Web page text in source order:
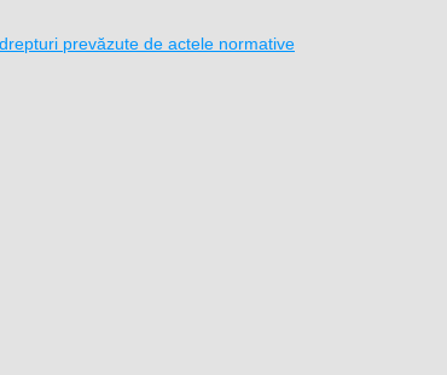
prevăzute de actele normative